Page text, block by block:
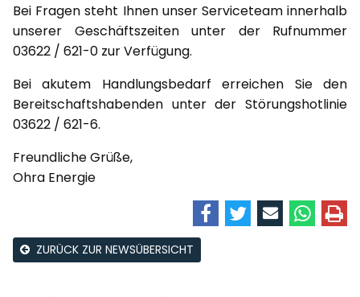
Bei Fragen steht Ihnen unser Serviceteam innerhalb
unserer Geschäftszeiten unter der Rufnummer
03622 / 621-0 zur Verfügung.
Bei akutem Handlungsbedarf erreichen Sie den
Bereitschaftshabenden unter der Störungshotlinie
03622 / 621-6.
Freundliche Grüße,
Ohra Energie
ZURÜCK ZUR NEWSÜBERSICHT